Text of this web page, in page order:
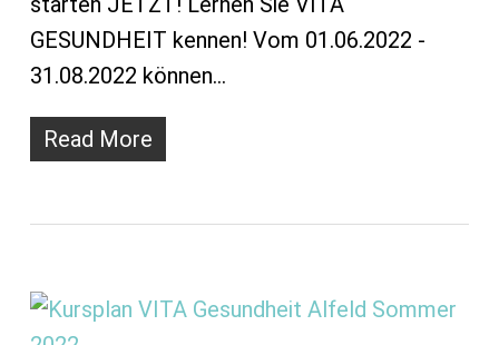
GESUNDHEIT kennen! Vom 01.06.2022 -
31.08.2022 können…
Read More